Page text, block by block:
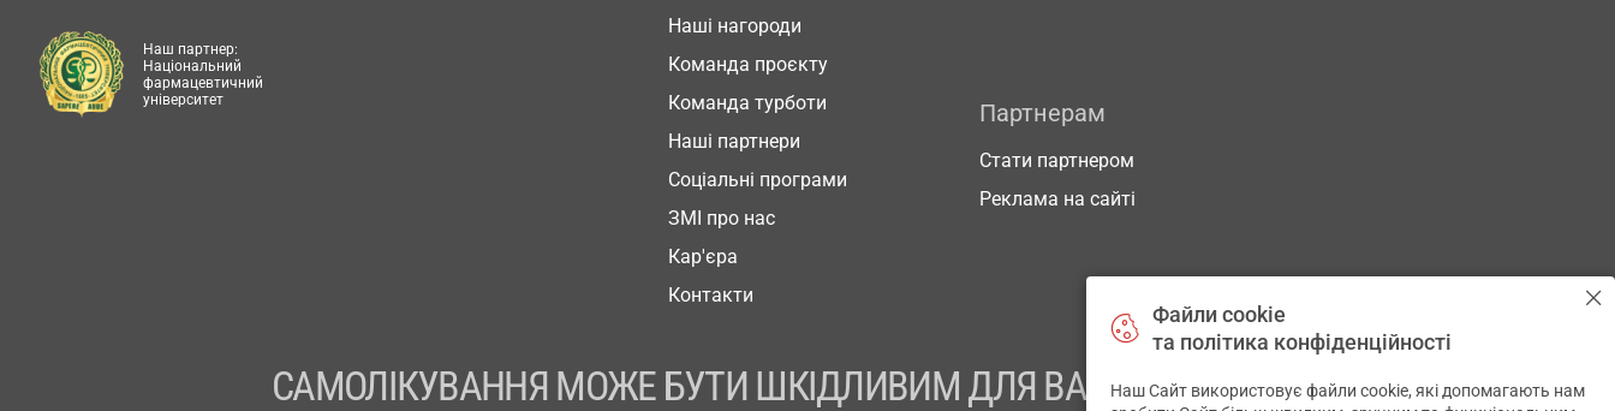
Наші нагороди
Команда проєкту
Команда турботи
Наші партнери
Соціальні програми
ЗМІ про нас
Кар'єра
Контакти
Партнерам
Стати партнером
Реклама на сайті
Наш партнер:
Національний
фармацевтичний
університет
САМОЛІКУВАННЯ МОЖЕ БУТИ ШКІДЛИВИМ ДЛЯ ВАШОГО ЗДОРОВ’Я
Файли cookie
та політика конфіденційності
Наш Сайт використовує файли cookie, які допомагають нам